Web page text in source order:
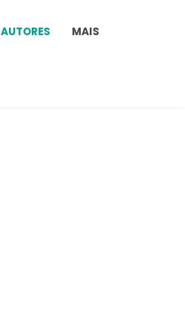
AUTORES MAIS